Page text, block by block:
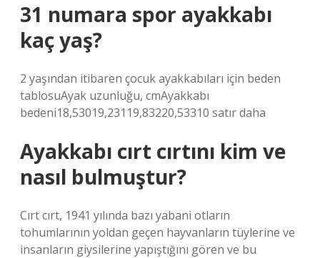
31 numara spor ayakkabı
kaç yaş?
2 yaşından itibaren çocuk ayakkabıları için beden
tablosuAyak uzunluğu, cmAyakkabı
bedeni18,53019,23119,83220,53310 satır daha
Ayakkabı cırt cırtını kim ve
nasıl bulmuştur?
Cırt cırt, 1941 yılında bazı yabani otların
tohumlarının yoldan geçen hayvanların tüylerine ve
insanların giysilerine yapıştığını gören ve bu